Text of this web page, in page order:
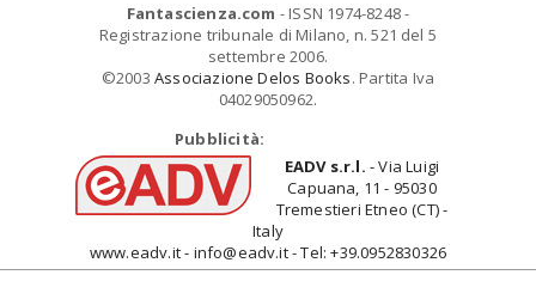
Fantascienza.com - ISSN 1974-8248 -
Registrazione tribunale di Milano, n. 521 del 5
settembre 2006.
©2003 Associazione Delos Books. Partita Iva
04029050962.
Pubblicità:
EADV s.r.l. - Via Luigi
Capuana, 11 - 95030
Tremestieri Etneo (CT) -
Italy
www.eadv.it - info@eadv.it - Tel: +39.0952830326